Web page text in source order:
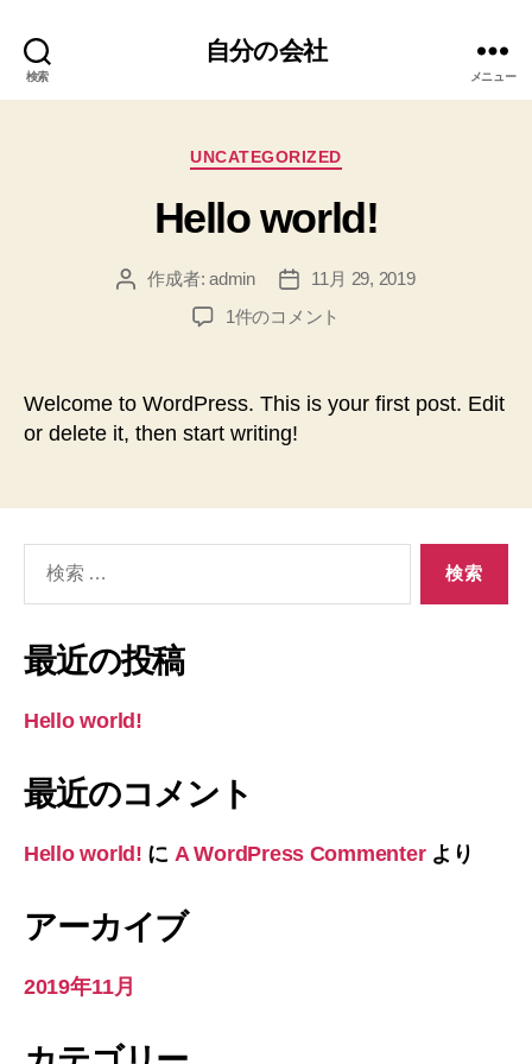
検索
自分の会社
メニュー
カ
ゴ
リ
UNCATEGORIZED
Hello world!
投
作成者:admin
投
稿
11月 29, 2019
Hello
1件のコメント
Welcome to WordPress. This is your first post. Edit
or delete it, then start writing!
象:
最近の投稿
Hello world!
最近のコメント
Hello world! に A WordPress Commenterより
アーカイブ
2019年11月